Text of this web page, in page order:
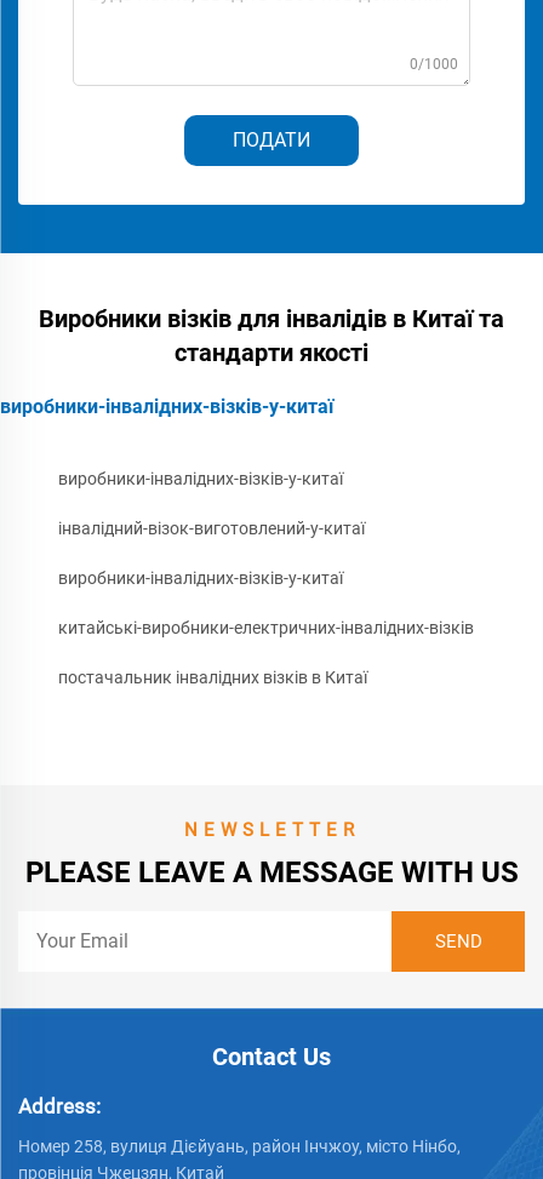
0/1000
ПОДАТИ
Виробники візків для інвалідів в Китаї та
стандарти якості
виробники-інвалідних-візків-у-китаї
виробники-інвалідних-візків-у-китаї
інвалідний-візок-виготовлений-у-китаї
виробники-інвалідних-візків-у-китаї
китайські-виробники-електричних-інвалідних-візків
постачальник інвалідних візків в Китаї
NEWSLETTER
PLEASE LEAVE A MESSAGE WITH US
Contact Us
Address:
Номер 258, вулиця Дієйуань, район Інчжоу, місто Нінбо,
провінція Чжецзян, Китай